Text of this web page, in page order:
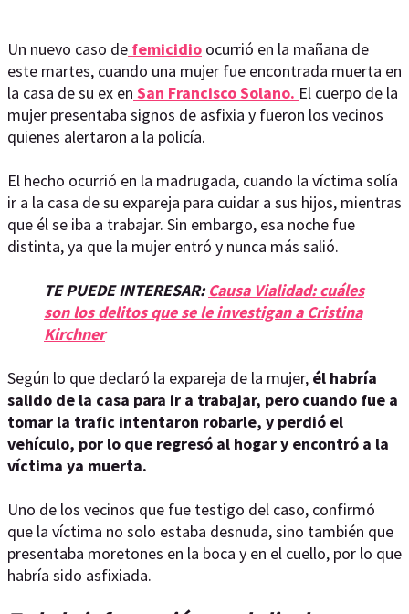
Un nuevo caso de femicidio ocurrió en la mañana de
este martes, cuando una mujer fue encontrada muerta en
la casa de su ex en San Francisco Solano. El cuerpo de la
mujer presentaba signos de asfixia y fueron los vecinos
quienes alertaron a la policía.
El hecho ocurrió en la madrugada, cuando la víctima solía
ir a la casa de su expareja para cuidar a sus hijos, mientras
que él se iba a trabajar. Sin embargo, esa noche fue
distinta, ya que la mujer entró y nunca más salió.
TE PUEDE INTERESAR:Causa Vialidad: cuáles
son los delitos que se le investigan a Cristina
Kirchner
Según lo que declaró la expareja de la mujer, él habría
salido de la casa para ir a trabajar, pero cuando fue a
tomar la trafic intentaron robarle, y perdió el
vehículo, por lo que regresó al hogar y encontró a la
víctima ya muerta.
Uno de los vecinos que fue testigo del caso, confirmó
que la víctima no solo estaba desnuda, sino también que
presentaba moretones en la boca y en el cuello, por lo que
habría sido asfixiada.